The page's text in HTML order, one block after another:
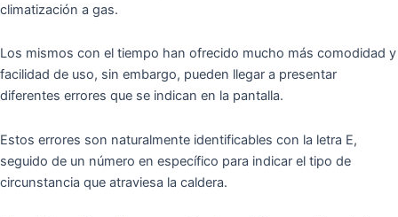
climatización a gas.
Los mismos con el tiempo han ofrecido mucho más comodidad y
facilidad de uso, sin embargo, pueden llegar a presentar
diferentes errores que se indican en la pantalla.
Estos errores son naturalmente identificables con la letra E,
seguido de un número en específico para indicar el tipo de
circunstancia que atraviesa la caldera.